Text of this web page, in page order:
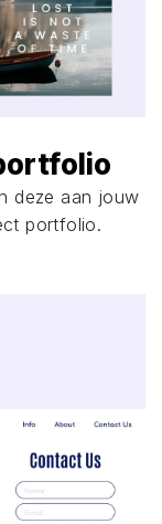
deze aan jouw
portfolio.